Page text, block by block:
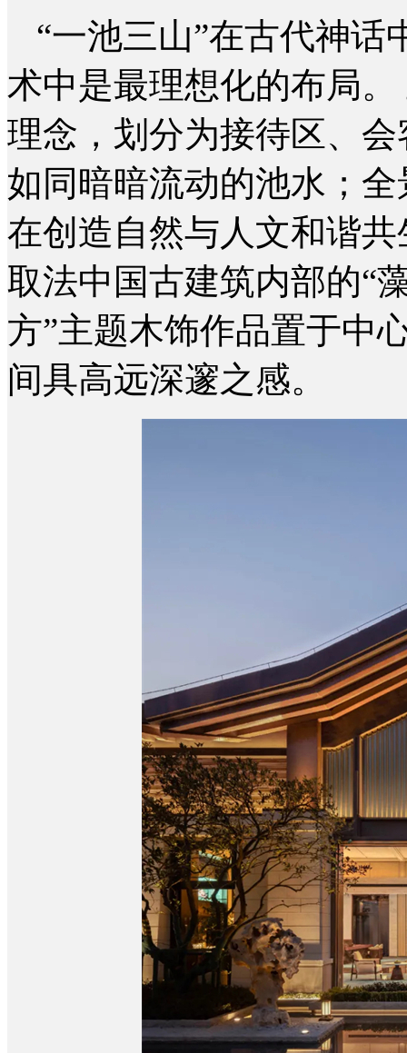
“一池三山”在古代神
术中是最理想化的布局
理念，划分为接待区、
如同暗暗流动的池水；
在创造自然与人文和谐
取法中国古建筑内部的“
方”主题木饰作品置于中
间具高远深邃之感。